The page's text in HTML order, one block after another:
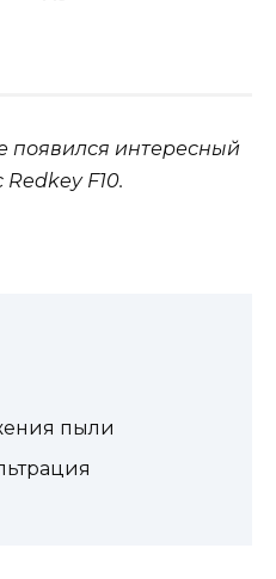
появился интересный
F10.
пыли